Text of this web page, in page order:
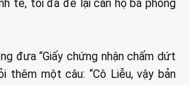
tế, tôi đã để lại căn hộ ba phòng
đưa “Giấy chứng nhận chấm dứt
thêm một câu: “Cô Liễu, vậy bản